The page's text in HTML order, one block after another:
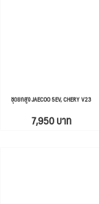
ชุดยกสูง JAECOO 5EV, CHERY V23
7,950 บาท